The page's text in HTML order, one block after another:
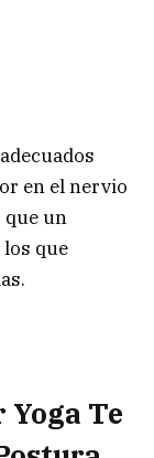
en el nervio
que un
que
Te